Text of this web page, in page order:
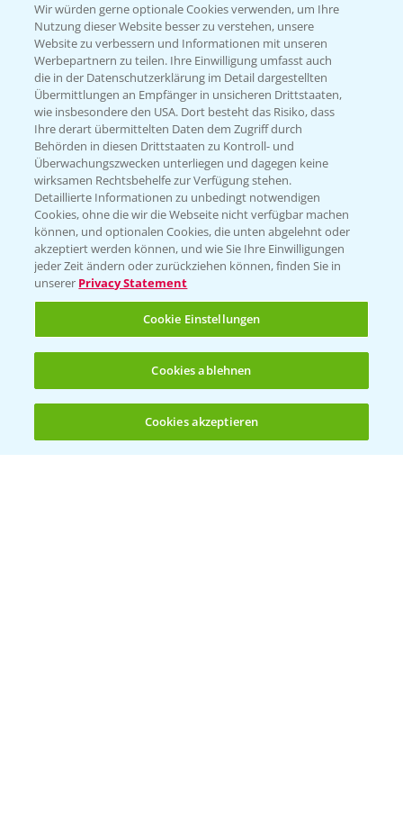
Rundgang über die Raps DEMOS
24.03.2025
Standortreport Einbeck Erzhausen - DK
Expose, der Großrahmige!
07.08.2024
(noch 4)
Wir würden gerne optionale Cookies verwenden, um Ihre
Nutzung dieser Website besser zu verstehen, unsere
Website zu verbessern und Informationen mit unseren
Werbepartnern zu teilen. Ihre Einwilligung umfasst auch
die in der Datenschutzerklärung im Detail dargestellten
Übermittlungen an Empfänger in unsicheren Drittstaaten,
wie insbesondere den USA. Dort besteht das Risiko, dass
Ihre derart übermittelten Daten dem Zugriff durch
Behörden in diesen Drittstaaten zu Kontroll- und
Überwachungszwecken unterliegen und dagegen keine
wirksamen Rechtsbehelfe zur Verfügung stehen.
Detaillierte Informationen zu unbedingt notwendigen
Cookies, ohne die wir die Webseite nicht verfügbar machen
können, und optionalen Cookies, die unten abgelehnt oder
akzeptiert werden können, und wie Sie Ihre Einwilligungen
jeder Zeit ändern oder zurückziehen können, finden Sie in
unserer Privacy Statement
Cookie Einstellungen
Cookies ablehnen
Cookies akzeptieren